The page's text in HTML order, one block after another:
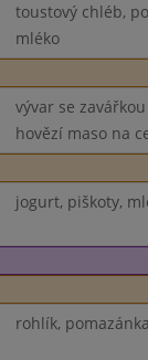
toustový chléb,
mléko
vývar se zavářkou
hovězí maso na
jogurt, piškoty,
rohlík,